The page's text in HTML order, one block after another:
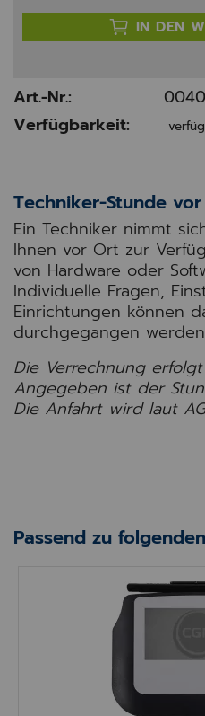
IN DEN
Art.-Nr.:
Verfügbarkeit:
Techniker-Stunde
Ein Techniker nimmt
Ihnen vor Ort zur
von Hardware oder
Individuelle Fragen,
Einrichtungen können
durchgegangen
Die Verrechnung
Angegeben ist der
Die Anfahrt wird laut
Passend zu
LCD Signature Pad